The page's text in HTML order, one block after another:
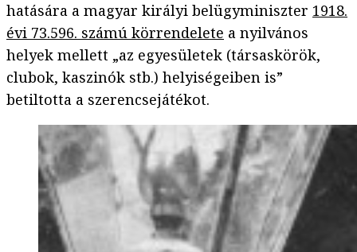
hatására a magyar királyi belügyminiszter 1918.
évi 73.596. számú körrendelete a nyilvános
helyek mellett „az egyesületek (társaskörök,
clubok, kaszinók stb.) helyiségeiben is”
betiltotta a szerencsejátékot.